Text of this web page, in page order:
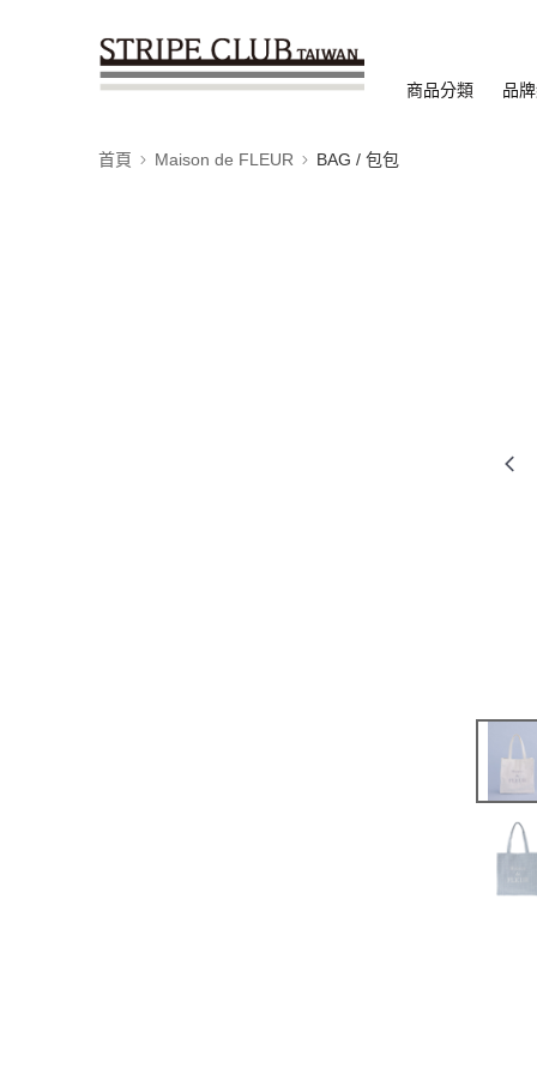
商品分類 品
首頁 Maison de FLEUR BAG / 包包